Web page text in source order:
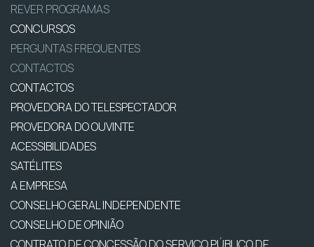
REVER PROGRAMAS
CONCURSOS
PERGUNTAS FREQUENTES
CONTACTOS
CONTACTOS
PROVEDORA DO TELESPECTADOR
PROVEDORA DO OUVINTE
ACESSIBILIDADES
SATÉLITES
A EMPRESA
CONSELHO GERAL INDEPENDENTE
CONSELHO DE OPINIÃO
CONTRATO DE CONCESSÃO DO SERVIÇO PÚBLICO DE